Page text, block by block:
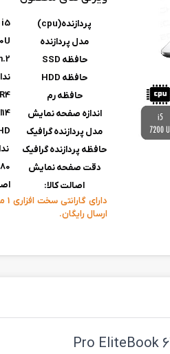
پردازنده(cpu)
مدل پردازنده
حافظه SSD
حافظه HDD
حافظه رم
اندازه صفحه نمایش
مدل پردازنده گرافیک
حافظه پردازنده گرافیک
دقت صفحه نمایش
اصالت کالا:
ارسال رایگان.